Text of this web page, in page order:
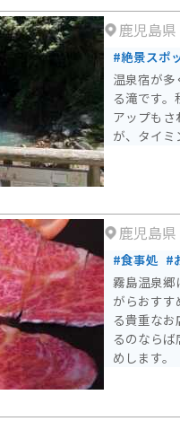
鹿児島県
#絶景スポ
温泉宿が
る滝です。
アップも
が、タイミ
鹿児島県
#食事処 #
霧島温泉郷
がらおす
る貴重な
るのなら
めします。